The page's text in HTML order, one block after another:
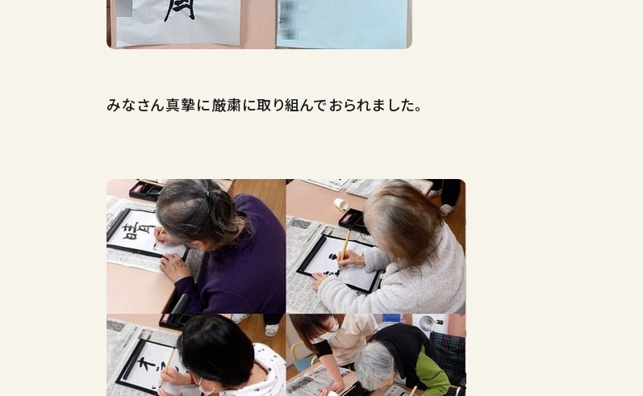
みなさん真摯に厳粛に取り組んでおられました。